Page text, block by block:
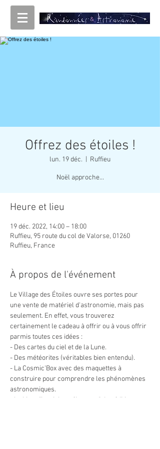
Offrez des étoiles !
lun. 19 déc. Ruffieu
Noël approche...
Heure et lieu
19 déc. 2022, 14:00 – 18:00
Ruffieu, 95 route du col de Valorse, 01260
Ruffieu, France
À propos de l'événement
Le Village des Étoiles ouvre ses portes pour
une vente de matériel d'astronomie, mais pas
seulement. En effet, vous trouverez
certainement le cadeau à offrir ou à vous offrir
parmis toutes ces idées :
- Des cartes du ciel et de la Lune.
- Des météorites (véritables bien entendu).
- La Cosmic'Box avec des maquettes à
construire pour comprendre les phénomènes
astronomiques.
- Le Livre "Le ciel au télescope" des éditions